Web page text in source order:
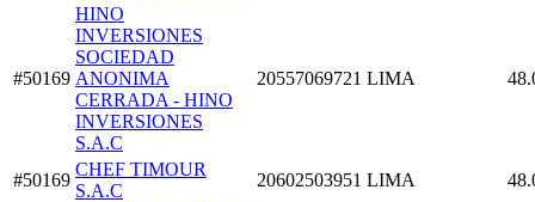
#50169
HINO
INVERSIONES
SOCIEDAD
ANONIMA
CERRADA - HINO
INVERSIONES
S.A.C
20557069721 LIMA
#50169
CHEF TIMOUR
S.A.C
20602503951 LIMA